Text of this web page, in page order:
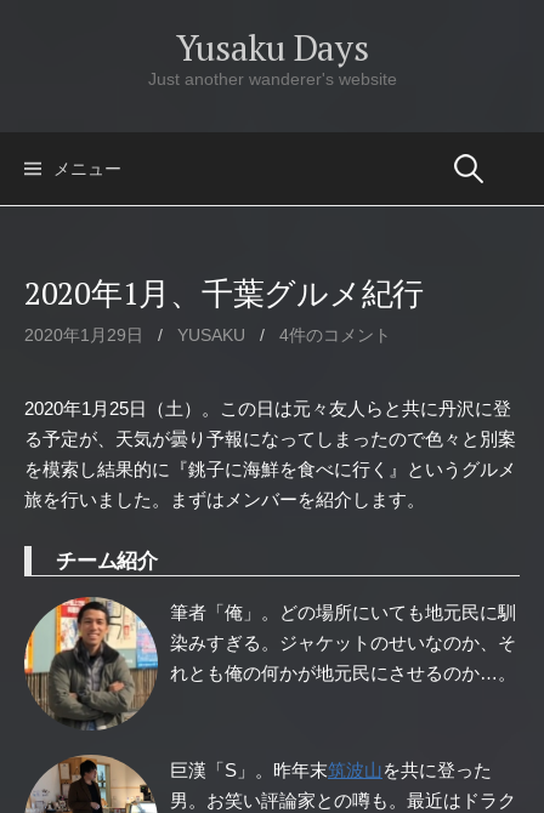
Yusaku Days
Just another wanderer's website
メニュー
2020年1月、千葉グルメ紀行
2020年1月29日 / YUSAKU / 4件のコメント
2020年1月25日（土）。この日は元々友人らと共に丹沢に登
る予定が、天気が曇り予報になってしまったので色々と別案
を模索し結果的に『銚子に海鮮を食べに行く』というグルメ
旅を行いました。まずはメンバーを紹介します。
チーム紹介
筆者「俺」。どの場所にいても地元民に馴
染みすぎる。ジャケットのせいなのか、そ
れとも俺の何かが地元民にさせるのか…。
巨漢「S」。昨年末筑波山を共に登った
男。お笑い評論家との噂も。最近はドラク